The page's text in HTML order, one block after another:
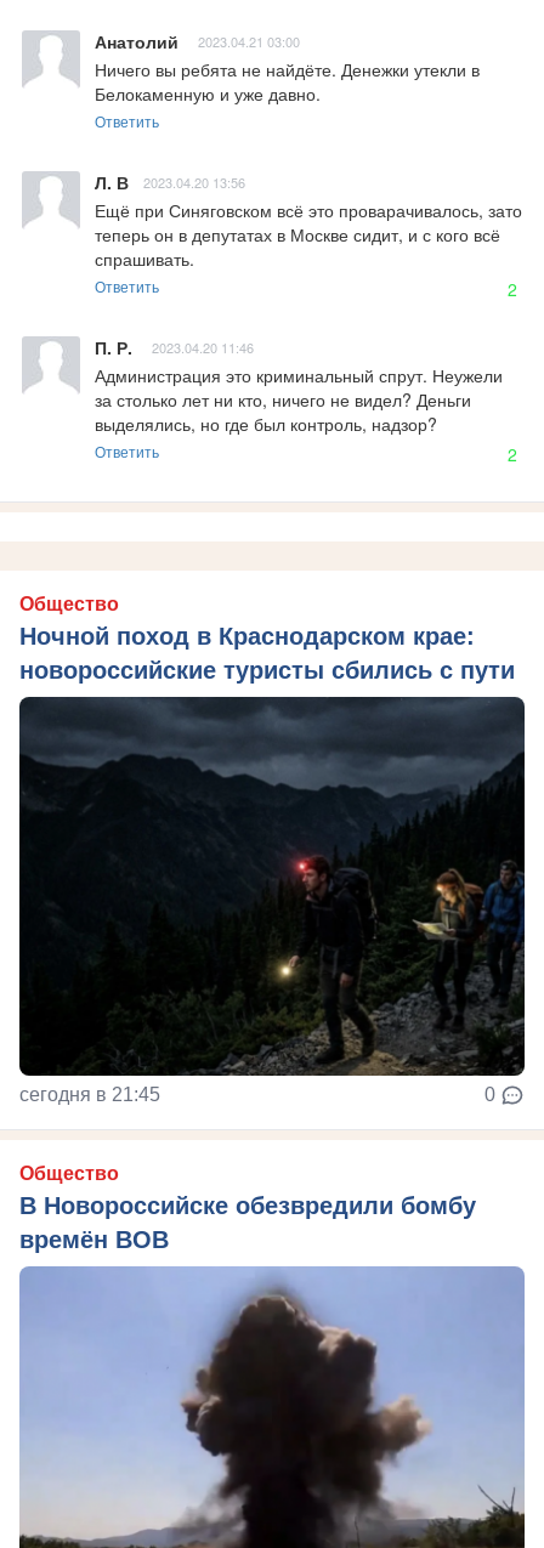
Анатолий 2023.04.21 03:00
Ничего вы ребята не найдёте. Денежки утекли в
Белокаменную и уже давно.
Ответить
Л. В 2023.04.20 13:56
Ещё при Синяговском всё это проварачивалось, зато
теперь он в депутатах в Москве сидит, и с кого всё
спрашивать.
Ответить 2
П. Р. 2023.04.20 11:46
Администрация это криминальный спрут. Неужели
за столько лет ни кто, ничего не видел? Деньги
выделялись, но где был контроль, надзор?
Ответить 2
Общество
Ночной поход в Краснодарском крае:
новороссийские туристы сбились с пути
сегодня в 21:45 0
Общество
В Новороссийске обезвредили бомбу
времён ВОВ